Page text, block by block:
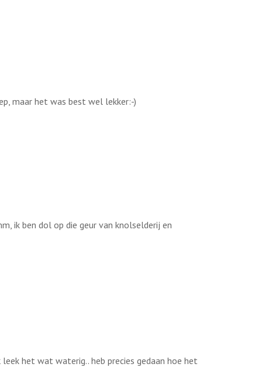
maar het was best wel lekker:-)
ik ben dol op die geur van knolselderij en
het wat waterig.. heb precies gedaan hoe het